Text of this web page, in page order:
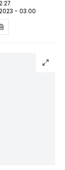
- 03:00